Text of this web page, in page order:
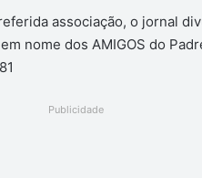
associação, o jornal
nome dos AMIGOS do
Publicidade